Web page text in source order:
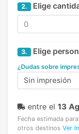
2. Elige
3. Elige
¿Dudas sobre
Sin impresión
entre el 13
Fecha estimada
otros destinos Ver